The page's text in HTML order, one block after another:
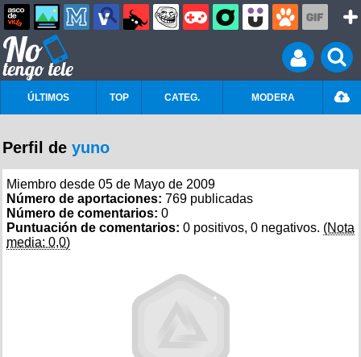
ÚLTIMOS TOP CATEG. MODERA
Perfil de yuno
Miembro desde 05 de Mayo de 2009
Número de aportaciones: 769 publicadas
Número de comentarios: 0
Puntuación de comentarios: 0 positivos, 0 negativos. (Nota
media: 0,0)